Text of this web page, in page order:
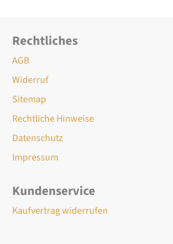
Rechtliches
AGB
Widerruf
Sitemap
Rechtliche Hinweise
Datenschutz
Impressum
Kundenservice
Kaufvertrag widerrufen